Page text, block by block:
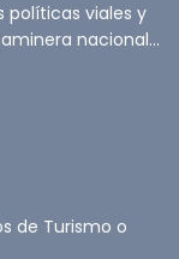
políticas viales y
nacional...
de Turismo o